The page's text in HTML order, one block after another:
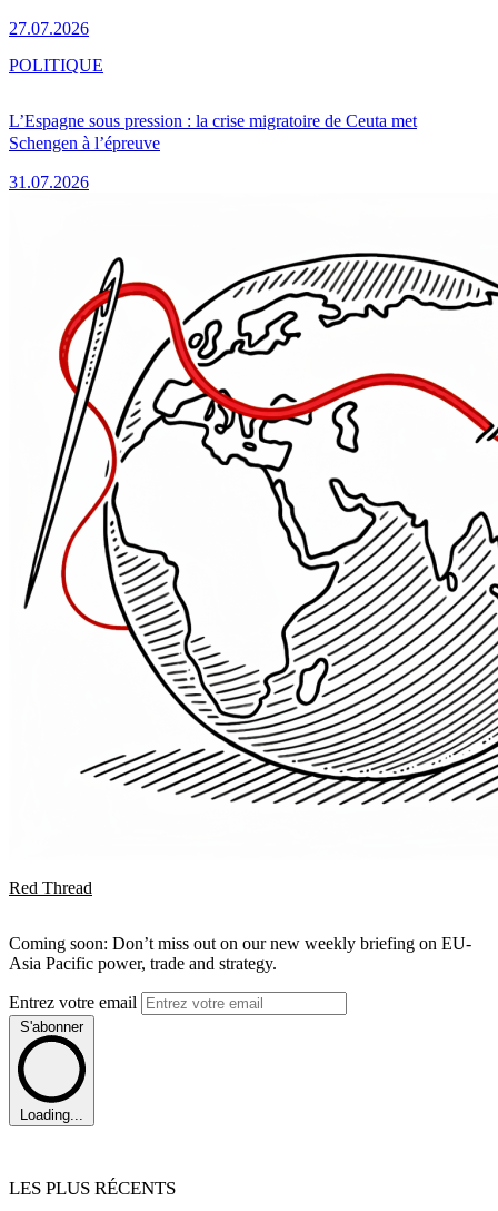
27.07.2026
L’Espagne sous pression : la crise migratoire de Ceuta met
Schengen à l’épreuve
31.07.2026
POLITIQUE
Red Thread
Coming soon: Don’t miss out on our new weekly briefing on EU-
Asia Pacific power, trade and strategy.
Entrez votre email
S'abonner
Loading...
LES PLUS RÉCENTS